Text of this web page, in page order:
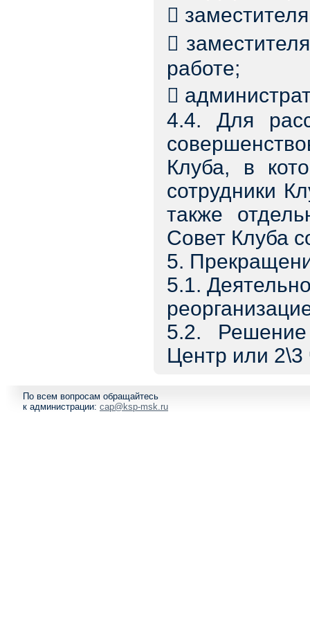


работе;

4.4. Для
Клуба, в
сотрудники
также
Совет Клуба
5.
5.1.
5.2.
Центр или
По всем вопросам обращайтесь
к администрации: cap@ksp-msk.ru